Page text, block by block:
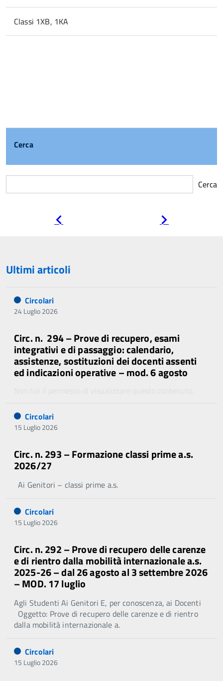
Classi 1XB, 1KA
Cerca
Cerca
Ultimi articoli
Circolari
24 Luglio 2026
Circ. n. 294 – Prove di recupero, esami
integrativi e di passaggio: calendario,
assistenze, sostituzioni dei docenti assenti
ed indicazioni operative – mod. 6 agosto
Circolari
15 Luglio 2026
Circ. n. 293 – Formazione classi prime a.s.
2026/27
Ai Genitori – classi prime a.s.
Circolari
15 Luglio 2026
Circ. n. 292 – Prove di recupero delle carenze
e di rientro dalla mobilità internazionale a.s.
2025-26 – dal 26 agosto al 3 settembre 2026
– MOD. 17 luglio
Agli Studenti Ai Genitori E, per conoscenza, ai Docenti
Oggetto: Prove di recupero delle carenze e di rientro
dalla mobilità internazionale a.
Circolari
15 Luglio 2026